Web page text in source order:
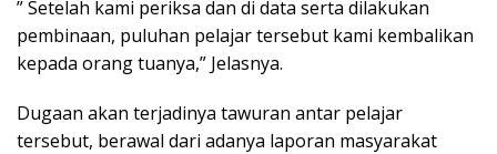
” Setelah kami periksa dan di data serta dilakukan
pembinaan, puluhan pelajar tersebut kami kembalikan
kepada orang tuanya,” Jelasnya.
Dugaan akan terjadinya tawuran antar pelajar
tersebut, berawal dari adanya laporan masyarakat